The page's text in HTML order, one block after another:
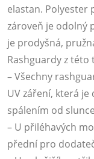
elastan. Polyester
zároveň je odolný
je prodyšná,
Rashguardy z
– Všechny
UV záření, která
spálením od
– U přiléhavých
přední pro